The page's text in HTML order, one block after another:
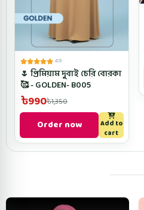
4.9
🌷 প্রিমিয়াম দুবাই চেরি বোরকা
🥰 - GOLDEN- B005
৳990৳1,350
Order now
Add to
cart